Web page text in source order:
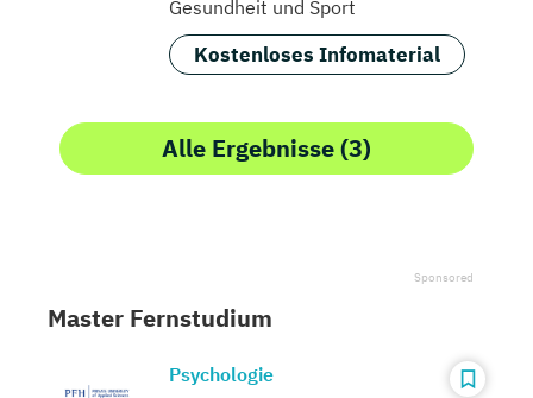
Gesundheit und Sport
Kostenloses Infomaterial
Alle Ergebnisse (3)
Master Fernstudium
Psychologie